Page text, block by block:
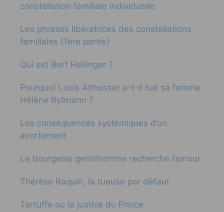
constellation familiale individuelle
Les phrases libératrices des constellations
familiales (1ère partie)
Qui est Bert Hellinger ?
Pourquoi Louis Althusser a-t-il tué sa femme
Hélène Rytmann ?
Les conséquences systémiques d’un
avortement
Le bourgeois gentilhomme recherche l’amour
Thérèse Raquin, la tueuse par défaut
Tartuffe ou la justice du Prince